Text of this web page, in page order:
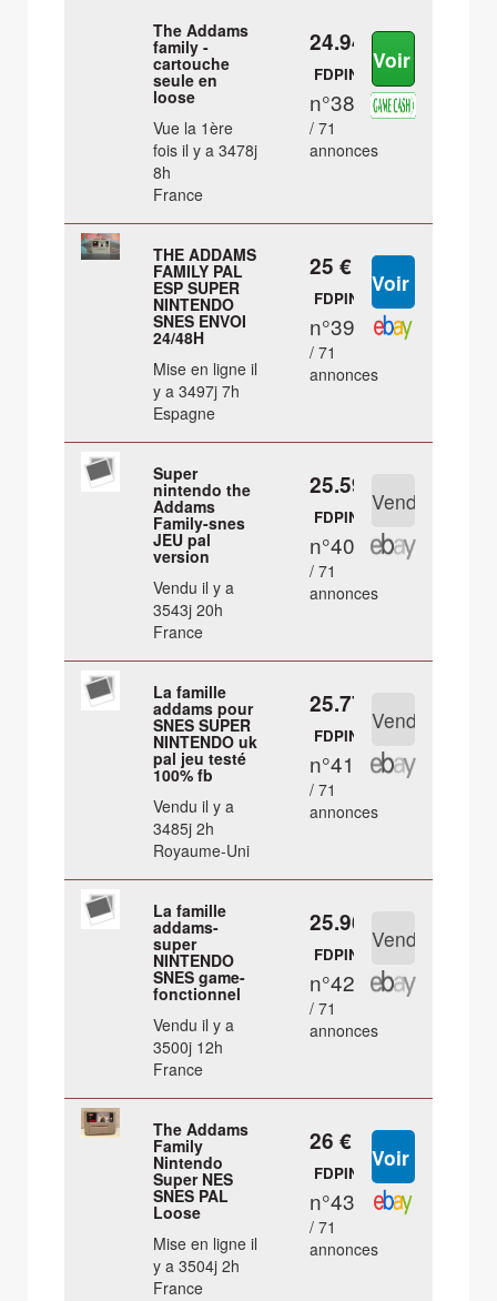
The Addams
family -
cartouche
seule en
loose
Vue la 1ère
fois il y a 3478j
8h
France
24.94 €
FDPIN
n°38
/ 71
annonces
THE ADDAMS
FAMILY PAL
ESP SUPER
NINTENDO
SNES ENVOI
24/48H
Mise en ligne il
y a 3497j 7h
Espagne
25 €
FDPIN
n°39
/ 71
annonces
Super
nintendo the
Addams
Family-snes
JEU pal
version
Vendu il y a
3543j 20h
France
25.59 €
FDPIN
n°40
/ 71
annonces
La famille
addams pour
SNES SUPER
NINTENDO uk
pal jeu testé
100% fb
Vendu il y a
3485j 2h
Royaume-Uni
25.77 €
FDPIN
n°41
/ 71
annonces
La famille
addams-
super
NINTENDO
SNES game-
fonctionnel
Vendu il y a
3500j 12h
France
25.96 €
FDPIN
n°42
/ 71
annonces
The Addams
Family
Nintendo
Super NES
SNES PAL
Loose
Mise en ligne il
y a 3504j 2h
France
26 €
FDPIN
n°43
/ 71
annonces